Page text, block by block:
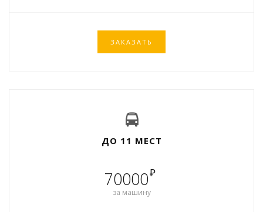
ЗАКАЗАТЬ
ДО 11 МЕСТ
70000₽
за машину